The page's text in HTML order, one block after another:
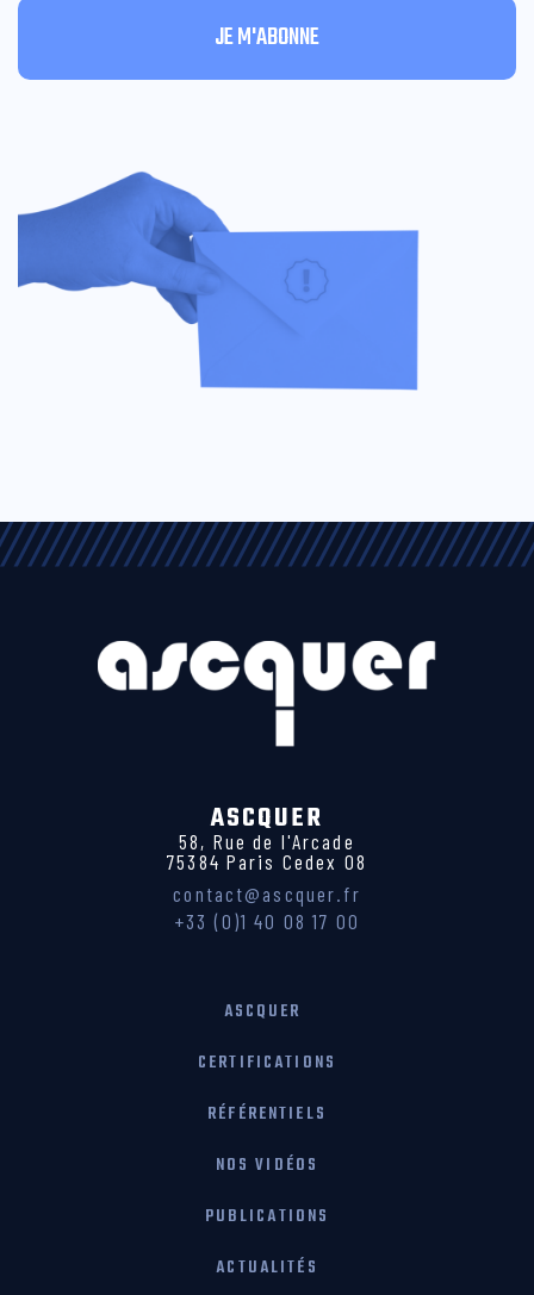
ASCQUER
58, Rue de l'Arcade
75384 Paris Cedex 08
contact@ascquer.fr
+33 (0)1 40 08 17 00
ASCQUER
CERTIFICATIONS
RÉFÉRENTIELS
NOS VIDÉOS
PUBLICATIONS
ACTUALITÉS